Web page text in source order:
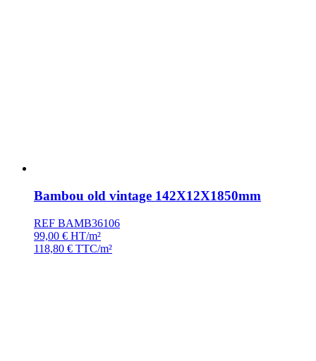
Bambou old vintage 142X12X1850mm
REF BAMB36106
99,00 € HT/m²
118,80 € TTC/m²